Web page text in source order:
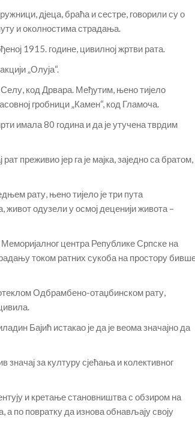
дјеца, браћа и сестре, говорили су о
и околностима страдања.
1915. године, цивилној жртви рата.
„Олуја“.
код Дрвара. Међутим, њено тијело
гробници „Камен“, код Гламоча.
имала 80 година и да је утучена тврдим
преживио јер га је мајка, заједно са братом,
рату, њено тијело је три пута
живот одузели у осмој деценији живота –
центра Републике Српске на
током ратних сукоба на простору
Одбрамбено-отаџбинском рату,
Бајић истакао је да је веома значајно да
за културу сјећања и колективног
и кретање становништва с обзиром на
по повратку да изнова обнављају своју